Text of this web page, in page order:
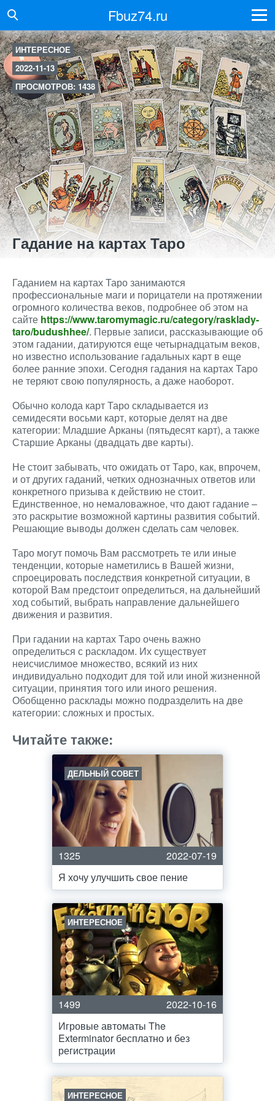
Fbuz74.ru
ИНТЕРЕСНОЕ
2022-11-13
ПРОСМОТРОВ: 1438
Гадание на картах Таро
Гаданием на картах Таро занимаются
профессиональные маги и порицатели на протяжении
огромного количества веков, подробнее об этом на
сайте https://www.taromymagic.ru/category/rasklady-
taro/budushhee/. Первые записи, рассказывающие об
этом гадании, датируются еще четырнадцатым веков,
но известно использование гадальных карт в еще
более ранние эпохи. Сегодня гадания на картах Таро
не теряют свою популярность, а даже наоборот.
Обычно колода карт Таро складывается из
семидесяти восьми карт, которые делят на две
категории: Младшие Арканы (пятьдесят карт), а также
Старшие Арканы (двадцать две карты).
Не стоит забывать, что ожидать от Таро, как, впрочем,
и от других гаданий, четких однозначных ответов или
конкретного призыва к действию не стоит.
Единственное, но немаловажное, что дают гадание –
это раскрытие возможной картины развития событий.
Решающие выводы должен сделать сам человек.
Таро могут помочь Вам рассмотреть те или иные
тенденции, которые наметились в Вашей жизни,
спроецировать последствия конкретной ситуации, в
которой Вам предстоит определиться, на дальнейший
ход событий, выбрать направление дальнейшего
движения и развития.
При гадании на картах Таро очень важно
определиться с раскладом. Их существует
неисчислимое множество, всякий из них
индивидуально подходит для той или иной жизненной
ситуации, принятия того или иного решения.
Обобщенно расклады можно подразделить на две
категории: сложных и простых.
Читайте также:
ДЕЛЬНЫЙ СОВЕТ
1325
2022-07-19
Я хочу улучшить свое пение
ИНТЕРЕСНОЕ
1499
2022-10-16
Игровые автоматы The
Exterminator бесплатно и без
регистрации
ИНТЕРЕСНОЕ